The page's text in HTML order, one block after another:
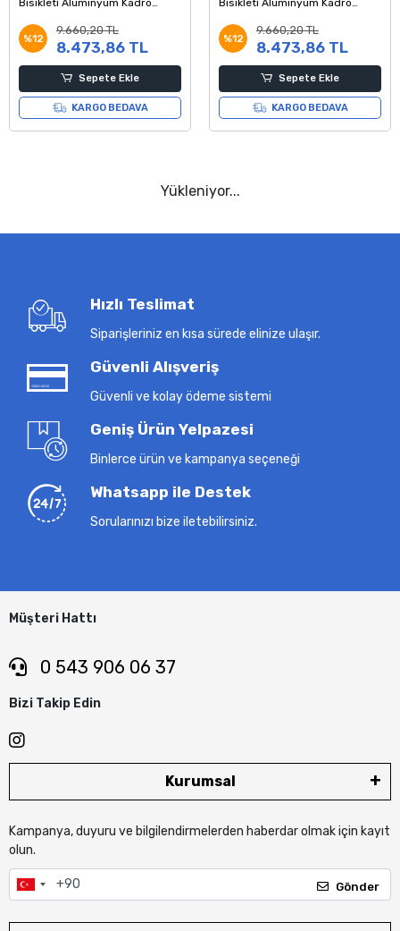
Bisikleti Alüminyum Kadro
%12
9.660,20 TL
8.473,86 TL
Sepete Ekle
KARGO BEDAVA
Bisikleti Alüminyum Kadro
%12
9.660,20 TL
8.473,86 TL
Sepete Ekle
KARGO BEDAVA
Yükleniyor...
Hızlı Teslimat
Siparişleriniz en kısa sürede elinize ulaşır.
Güvenli Alışveriş
Güvenli ve kolay ödeme sistemi
Geniş Ürün Yelpazesi
Binlerce ürün ve kampanya seçeneği
Whatsapp ile Destek
Sorularınızı bize iletebilirsiniz.
Müşteri Hattı
0 543 906 06 37
Bizi Takip Edin
Kurumsal
Kampanya, duyuru ve bilgilendirmelerden haberdar olmak için kayıt
olun.
Gönder